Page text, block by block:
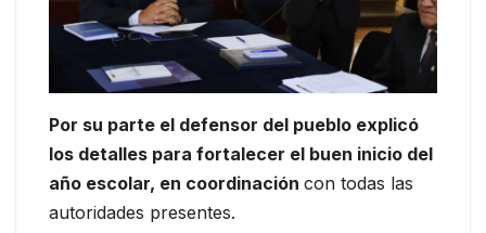
Por su parte el defensor del pueblo explicó
los detalles para fortalecer el buen inicio del
año escolar, en coordinación con todas las
autoridades presentes.